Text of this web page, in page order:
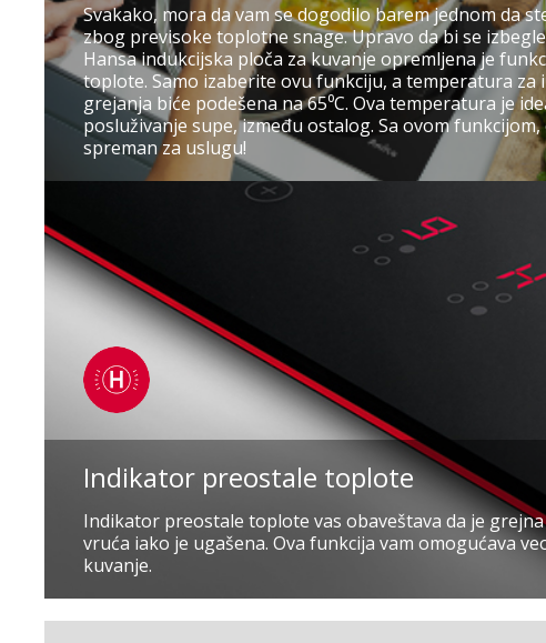
Svakako, mora da vam se dogodilo barem jednom da
zbog previsoke toplotne snage. Upravo da bi se
Hansa indukcijska ploča za kuvanje opremljena je
toplote. Samo izaberite ovu funkciju, a temperatura za
grejanja biće podešena na 65⁰C. Ova temperatura je
posluživanje supe, između ostalog. Sa ovom
spreman za uslugu!
Indikator preostale toplote
Indikator preostale toplote vas obaveštava da je
vruća iako je ugašena. Ova funkcija vam omogućava
kuvanje.